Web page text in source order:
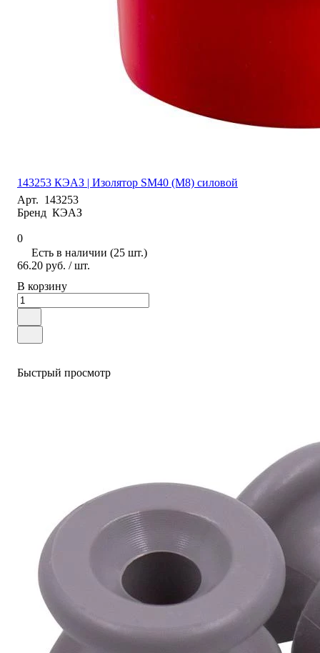
143253 КЭАЗ | Изолятор SM40 (М8) силовой
Арт. 143253
Бренд КЭАЗ
0
Есть в наличии (25 шт.)
66.20 руб. / шт.
В корзину
Быстрый просмотр